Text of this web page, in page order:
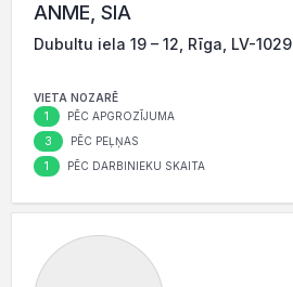
ANME, SIA
Dubultu iela 19 – 12, Rīga, LV-1029
VIETA NOZARĒ
1 PĒC APGROZĪJUMA
3 PĒC PEĻŅAS
1 PĒC DARBINIEKU SKAITA